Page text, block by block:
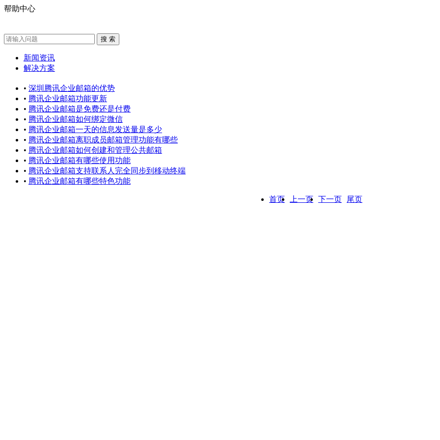
帮助中心
新闻资讯
解决方案
• 深圳腾讯企业邮箱的优势
• 腾讯企业邮箱功能更新
• 腾讯企业邮箱是免费还是付费
• 腾讯企业邮箱如何绑定微信
• 腾讯企业邮箱一天的信息发送量是多少
• 腾讯企业邮箱离职成员邮箱管理功能有哪些
• 腾讯企业邮箱如何创建和管理公共邮箱
• 腾讯企业邮箱有哪些使用功能
• 腾讯企业邮箱支持联系人完全同步到移动终端
• 腾讯企业邮箱有哪些特色功能
首页 上一页 下一页 尾页